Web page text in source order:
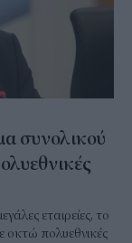
συνολικού
εταιρείες, το
οκτώ πολυεθνικές